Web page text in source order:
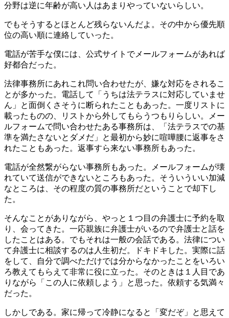
分野は逆に年齢が高い人はあまりやっていないらしい。
でもそうするとほとんど残らないんだよ。その中から優先順
位の高い順に連絡していった。
電話が苦手な僕には、公式サイトでメールフォームがあれば
好都合だった。
法律事務所にあれこれ問い合わせたが、嫌な対応をされるこ
とが多かった。電話して「うちは法テラスに対応していませ
ん」と面倒くさそうに断られたこともあった。一度リストに
載ったものの、リストから外してもらうつもりらしい。メー
ルフォームで問い合わせたある事務所は、「法テラスでの基
準を満たさないとダメだ」と最初から妙に喧嘩腰に返事をさ
れたこともあった。返事すら来ない事務所もあった。
電話が全然繋がらない事務所もあった。メールフォームが壊
れていて送信ができないところもあった。そういういい加減
なところは、その程度の質の事務所だということで却下し
た。
そんなことがありながら、やっと１つ目の弁護士に予約を取
り、会ってきた。一応親族に弁護士がいるので弁護士と話を
したことはある。でもそれは一般の会話である。法律につい
て弁護士に相談するのは人生初だ。ドキドキした。実際に話
をして、自分で調べただけでは分からなかったことをいろい
ろ教えてもらえて非常に役に立った。そのときは１人目であ
りながら「この人に依頼しよう」と思った。依頼する気満々
だった。
しかしである。家に帰って冷静になると「変だぞ」と思えて